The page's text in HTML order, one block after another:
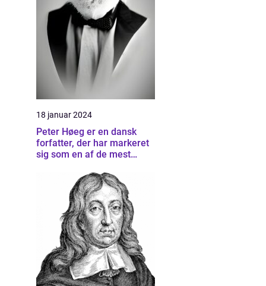
18 januar 2024
Peter Høeg er en dansk
forfatter, der har markeret
sig som en af de mest
inden for dansk litteratur